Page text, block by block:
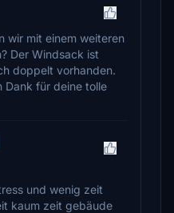
wir mit einem weiteren
Der Windsack ist
doppelt vorhanden.
Dank für deine tolle
und wenig zeit
kaum zeit gebäude